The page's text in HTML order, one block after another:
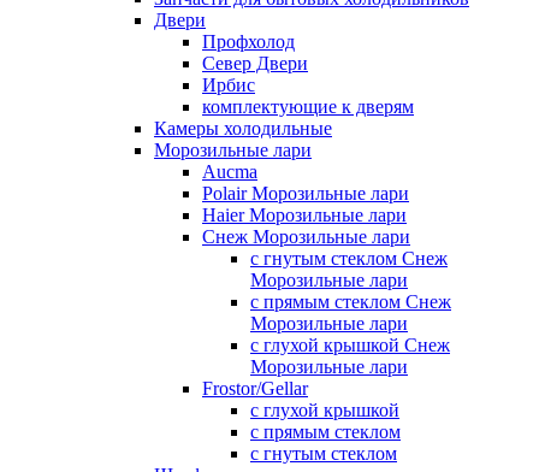
Двери
Профхолод
Север Двери
Ирбис
комплектующие к дверям
Камеры холодильные
Морозильные лари
Aucma
Polair Морозильные лари
Haier Морозильные лари
Снеж Морозильные лари
с гнутым стеклом Снеж
Морозильные лари
с прямым стеклом Снеж
Морозильные лари
с глухой крышкой Снеж
Морозильные лари
Frostor/Gellar
с глухой крышкой
с прямым стеклом
с гнутым стеклом